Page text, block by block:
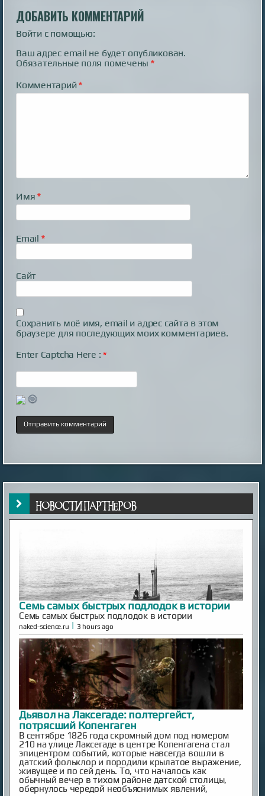
ДОБАВИТЬ КОММЕНТАРИЙ
Войти с помощью:
Ваш адрес email не будет опубликован.
Обязательные поля помечены*
Комментарий*
Имя*
Email *
Сайт
Сохранить моё имя, email и адрес сайта в этом
браузере для последующих моих комментариев.
Enter Captcha Here :*
НОВОСТИ ПАРТНЁРОВ
Семь самых быстрых подлодок в истории
Семь самых быстрых подлодок в истории
naked-science.ru | 3 hours ago
Дьявол на Лаксегаде: полтергейст,
потрясший Копенгаген
В сентябре 1826 года скромный дом под номером
210 на улице Лаксегаде в центре Копенгагена стал
эпицентром событий, которые навсегда вошли в
датский фольклор и породили крылатое выражение,
живущее и по сей день. То, что началось как
обычный вечер в тихом районе датской столицы,
обернулось чередой необъяснимых явлений,